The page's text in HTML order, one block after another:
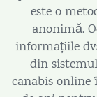
este o
anonimă.
informațiile
din
canabis online